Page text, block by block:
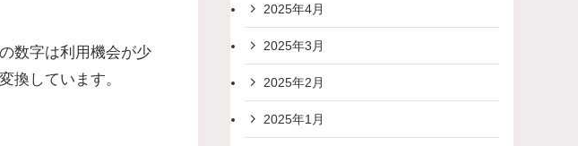
数字は利用機会が少
換しています。
2025年4月
2025年3月
2025年2月
2025年1月